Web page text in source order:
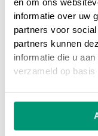
informatie over uw
partners voor
partners kunnen
informatie die u
verzameld op
provider, neem
Wil je meer
website beter
zoekmachine
zoekmachine